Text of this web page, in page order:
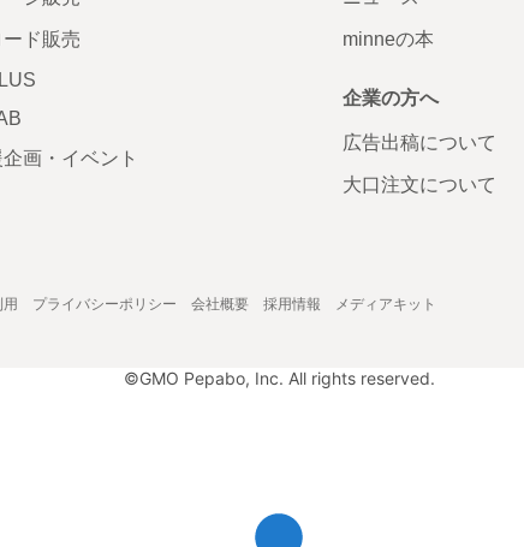
ド販売
画・イベント
minneの本
企業の方へ
広告出稿について
大口注文について
プライバシーポリシー 会社概要 採用情報 メディアキット
©GMO Pepabo, Inc. All rights reserved.